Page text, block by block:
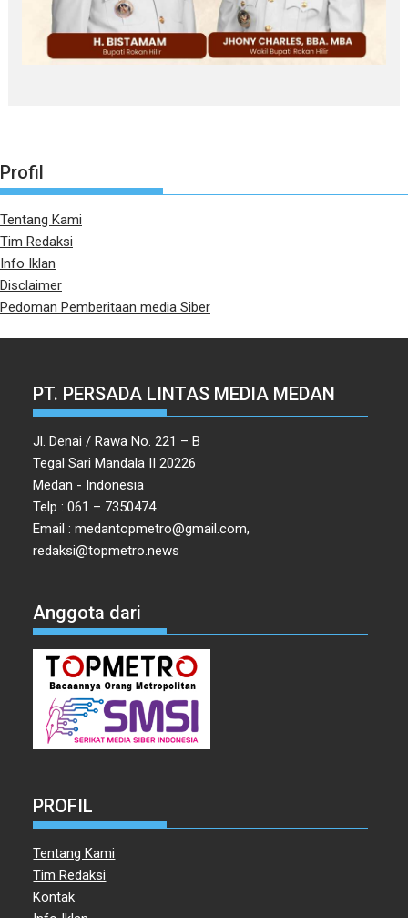
Profil
Tentang Kami
Tim Redaksi
Info Iklan
Disclaimer
Pedoman Pemberitaan media Siber
PT. PERSADA LINTAS MEDIA MEDAN
Jl. Denai / Rawa No. 221 – B
Tegal Sari Mandala II 20226
Medan - Indonesia
Telp : 061 – 7350474
Email : medantopmetro@gmail.com,
redaksi@topmetro.news
Anggota dari
PROFIL
Tentang Kami
Tim Redaksi
Kontak